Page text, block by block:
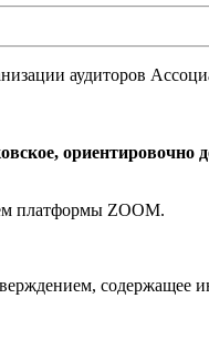
аудиторов
ориентировочно
платформы ZOOM.
содержащее